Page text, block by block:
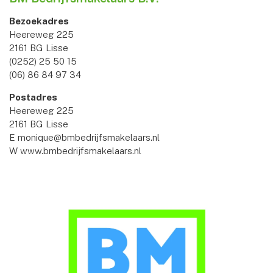
Bezoekadres
Heereweg 225
2161 BG Lisse
(0252) 25 50 15
(06) 86 84 97 34
Postadres
Heereweg 225
2161 BG Lisse
E monique@bmbedrijfsmakelaars.nl
W www.bmbedrijfsmakelaars.nl